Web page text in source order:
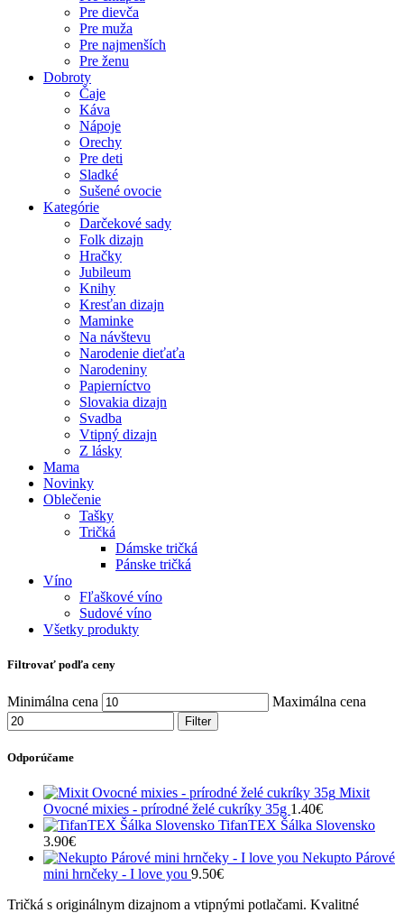
Pre dievča
Pre muža
Pre najmenších
Pre ženu
Dobroty
Čaje
Káva
Nápoje
Orechy
Pre deti
Sladké
Sušené ovocie
Kategórie
Darčekové sady
Folk dizajn
Hračky
Jubileum
Knihy
Kresťan dizajn
Maminke
Na návštevu
Narodenie dieťaťa
Narodeniny
Papierníctvo
Slovakia dizajn
Svadba
Vtipný dizajn
Z lásky
Mama
Novinky
Oblečenie
Tašky
Tričká
Dámske tričká
Pánske tričká
Víno
Fľaškové víno
Sudové víno
Všetky produkty
Filtrovať podľa ceny
Minimálna cena Maximálna cena
Filter
Odporúčame
Mixit
Ovocné mixies - prírodné želé cukríky 35g 1.40€
TifanTEX Šálka Slovensko
3.90€
Nekupto Párové
mini hrnčeky - I love you 9.50€
Tričká s originálnym dizajnom a vtipnými potlačami. Kvalitné